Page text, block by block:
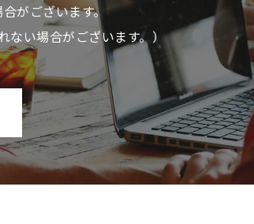
がございます。
ない場合がございます。）